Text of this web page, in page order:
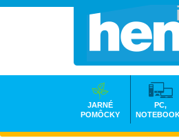
JARNÉ
POMÔCKY
PC,